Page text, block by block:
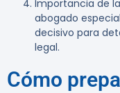
Importancia de
abogado
decisivo para
legal.
Cómo